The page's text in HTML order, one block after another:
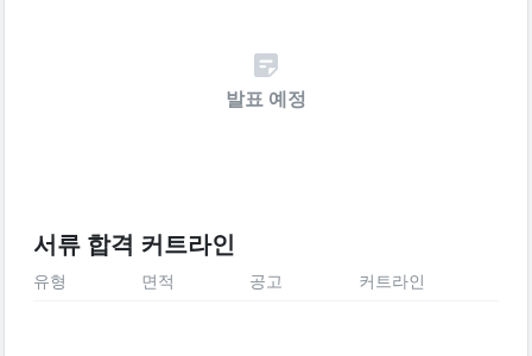
발표 예정
서류 합격 커트라인
유형 면적 공고 커트라인